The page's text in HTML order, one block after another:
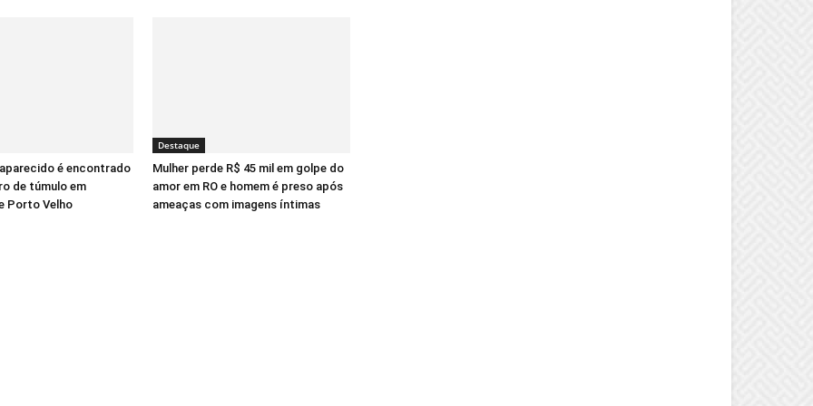
é encontrado
de túmulo em
Porto Velho
Destaque
Mulher perde R$ 45 mil em golpe do
amor em RO e homem é preso após
ameaças com imagens íntimas